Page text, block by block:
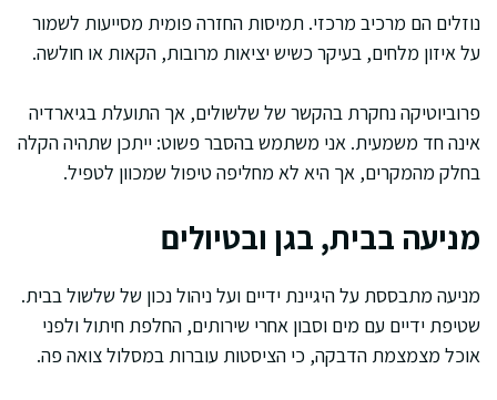
נוזלים הם מרכיב מרכזי. תמיסות החזרה פומית מסייעות לשמור
על איזון מלחים, בעיקר כשיש יציאות מרובות, הקאות או חולשה.
פרוביוטיקה נחקרת בהקשר של שלשולים, אך התועלת בגיארדיה
אינה חד משמעית. אני משתמש בהסבר פשוט: ייתכן שתהיה הקלה
בחלק מהמקרים, אך היא לא מחליפה טיפול שמכוון לטפיל.
מניעה בבית, בגן ובטיולים
מניעה מתבססת על היגיינת ידיים ועל ניהול נכון של שלשול בבית.
שטיפת ידיים עם מים וסבון אחרי שירותים, החלפת חיתול ולפני
אוכל מצמצמת הדבקה, כי הציסטות עוברות במסלול צואה פה.